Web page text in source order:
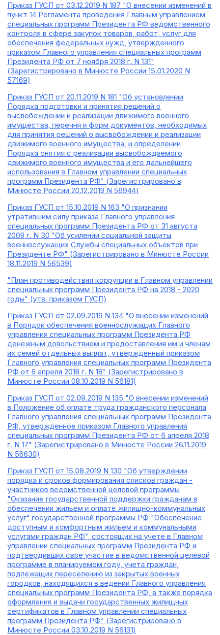
Приказ ГУСП от 03.12.2019 N 187 "О внесении изменений в
пункт 14 Регламента проведения Главным управлением
специальных программ Президента РФ ведомственного
контроля в сфере закупок товаров, работ, услуг для
обеспечения федеральных нужд, утвержденного
приказом Главного управления специальных программ
Президента РФ от 7 ноября 2018 г. N 131"
(Зарегистрировано в Минюсте России 15.01.2020 N
57169)
Приказ ГУСП от 20.11.2019 N 181 "Об установлении
Порядка подготовки и принятия решений о
высвобождении и реализации движимого военного
имущества, перечня и форм документов, необходимых
для принятия решений о высвобождении и реализации
движимого военного имущества, и определении
Порядка снятия с реализации высвобождаемого
движимого военного имущества и его дальнейшего
использования в Главном управлении специальных
программ Президента РФ" (Зарегистрировано в
Минюсте России 20.12.2019 N 56944)
Приказ ГУСП от 15.10.2019 N 163 "О признании
утратившим силу приказа Главного управления
специальных программ Президента РФ от 31 августа
2009 г. N 30 "Об усилении социальной защиты
военнослужащих Службы специальных объектов при
Президенте РФ" (Зарегистрировано в Минюсте России
18.11.2019 N 56539)
"План противодействия коррупции в Главном управлении
специальных программ Президента РФ на 2018 - 2020
годы" (утв. приказом ГУСП)
Приказ ГУСП от 02.09.2019 N 134 "О внесении изменений
в Порядок обеспечения военнослужащих Главного
управления специальных программ Президента РФ
денежным довольствием и предоставления им и членам
их семей отдельных выплат, утвержденный приказом
Главного управления специальных программ Президента
РФ от 6 апреля 2018 г. N 18" (Зарегистрировано в
Минюсте России 08.10.2019 N 56181)
Приказ ГУСП от 02.09.2019 N 135 "О внесении изменений
в Положение об оплате труда гражданского персонала
Главного управления специальных программ Президента
РФ, утвержденное приказом Главного управления
специальных программ Президента РФ от 6 апреля 2018
г. N 17" (Зарегистрировано в Минюсте России 26.11.2019
N 56630)
Приказ ГУСП от 15.08.2019 N 130 "Об утверждении
порядка и сроков формирования списков граждан -
участников ведомственной целевой программы
"Оказание государственной поддержки гражданам в
обеспечении жильем и оплате жилищно-коммунальных
услуг" государственной программы РФ "Обеспечение
доступным и комфортным жильем и коммунальными
услугами граждан РФ", состоящих на учете в Главном
управлении специальных программ Президента РФ и
подтвердивших свое участие в ведомственной целевой
программе в планируемом году, учета граждан,
подлежащих переселению из закрытых военных
городков, находящихся в ведении Главного управления
специальных программ Президента РФ, а также порядка
оформления и выдачи государственных жилищных
сертификатов в Главном управлении специальных
программ Президента РФ" (Зарегистрировано в
Минюсте России 03.10.2019 N 56131)